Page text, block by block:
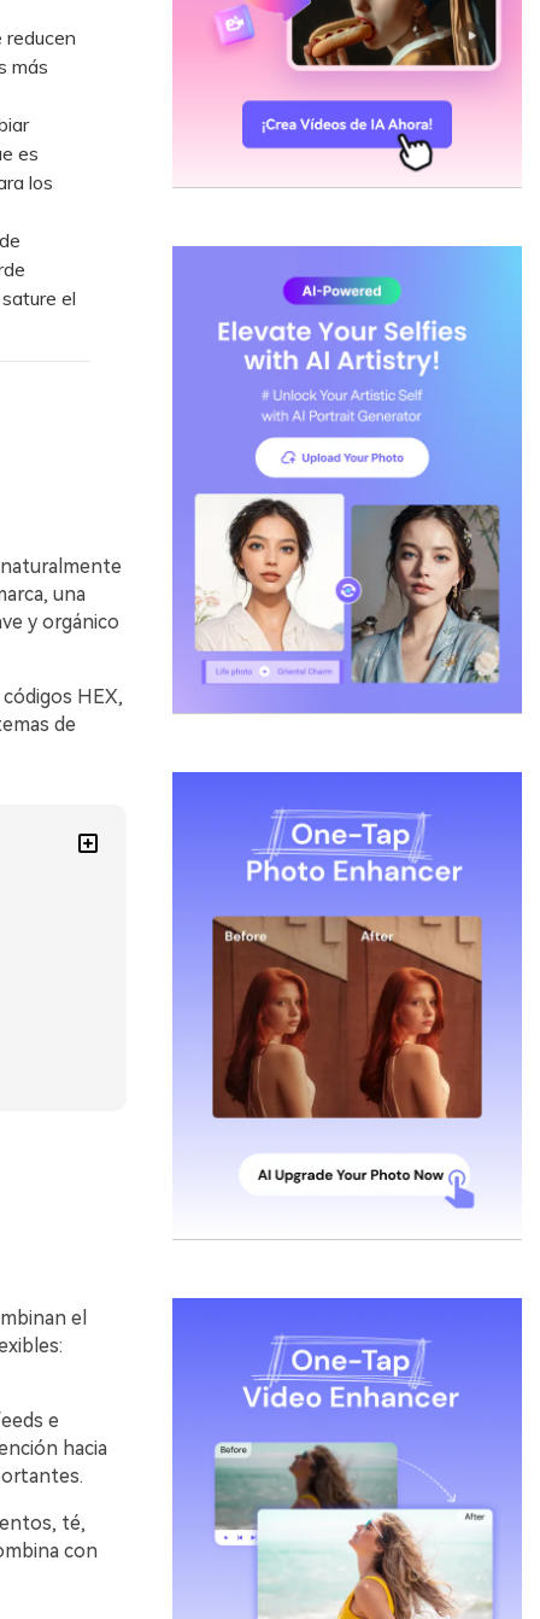
más
es
los
el
una
y orgánico
HEX,
de
el
e
hacia
té,
con